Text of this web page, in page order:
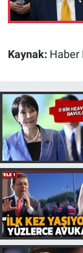
Kaynak: Haber